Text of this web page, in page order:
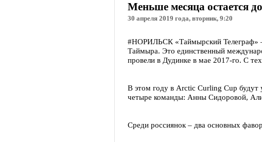
Меньше месяца остается
30 апреля 2019 года, вторник, 9:20
#НОРИЛЬСК «Таймырский Телеграф»
Таймыра. Это единственный
провели в Дудинке в мае 2017-го. С
В этом году в Arctic Curling Cup будут
четыре команды: Анны Сидоровой,
Среди россиянок – два основных